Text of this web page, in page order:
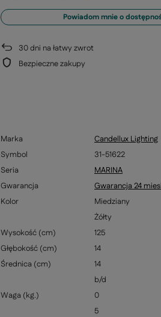
Powiadom mnie o
30dni na łatwy zwrot
Bezpieczne zakupy
Marka
Candellux Lighting
Symbol
31-51622
Seria
MARINA
Gwarancja
Gwarancja 24
Kolor
Miedziany
Żółty
Wysokość (cm)
125
Głębokość (cm)
14
Średnica (cm)
14
b/d
Waga (kg.)
0
5